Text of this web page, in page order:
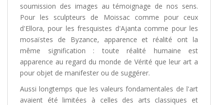
soumission des images au témoignage de nos sens.
Pour les sculpteurs de Moissac comme pour ceux
d'Ellora, pour les fresquistes d'Ajanta comme pour les
mosaïstes de Byzance, apparence et réalité ont la
même signification : toute réalité humaine est
apparence au regard du monde de Vérité que leur art a
pour objet de manifester ou de suggérer.
Aussi longtemps que les valeurs fondamentales de l'art
avaient été limitées à celles des arts classiques et